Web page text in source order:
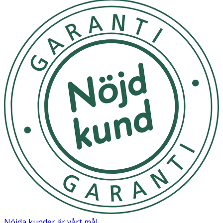
Det hjälper också naglarna att återfå sin naturliga styrka
och motståndskraft. Andra ingredienser såsom
boveteextrakt och glasörtsextrakt skyddar nagelns
naturliga keratin och minskar den påfrestning som ors
Använd på rengjorda naglar. Kan appliceras direkt på
nageln eller på baslacket Remarqable Therapy Base Coat.
För en mer hållbar och glansig finish avsluta med ett
lager av Remarqable Therapy Top Coat.
Förvaras i rumstemperatur
OK för gravida och ammande:
Ingredienser:
Butyl Acetate, Ethyl Acetate, Nitrocellulose, Adipic
Acid/Neopentyl Glycol/Trimellitic Anhydride Copolymer,
Acetyl Tributyl Citrate, Alcohol, Isopropyl Alcohol,
Stearalkonium Bentonite, Phosphoric Acid, Caprylyl